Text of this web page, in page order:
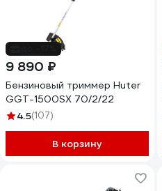
9 890 ₽
Бензиновый триммер Huter
GGT-1500SX 70/2/22
4.5(107)
В корзину